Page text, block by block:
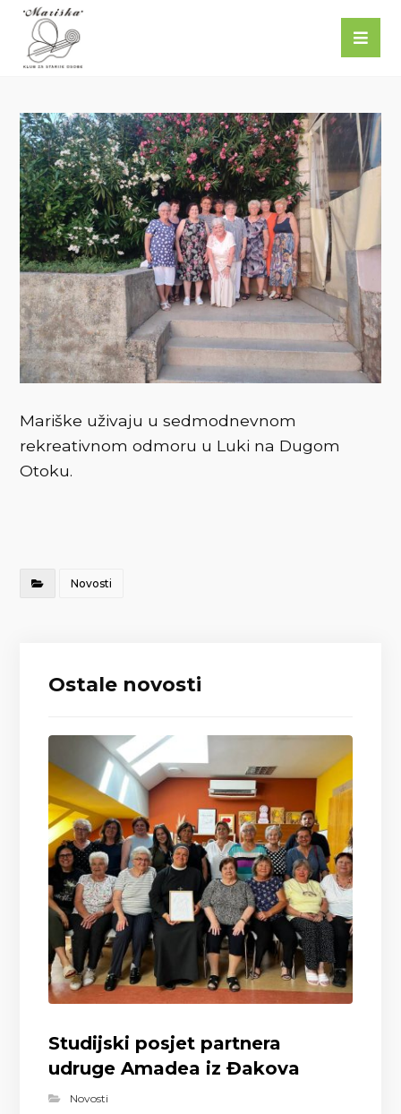
Mariške uživaju u sedmodnevnom
rekreativnom odmoru u Luki na Dugom
Otoku.
Novosti
Ostale novosti
Studijski posjet partnera
udruge Amadea iz Đakova
Novosti